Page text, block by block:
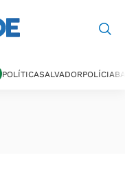
POLÍTICASALVADORPOLÍCIA